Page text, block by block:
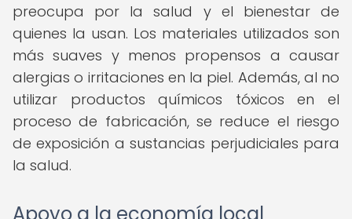
preocupa por la salud y el bienestar de
quienes la usan. Los materiales utilizados son
más suaves y menos propensos a causar
alergias o irritaciones en la piel. Además, al no
utilizar productos químicos tóxicos en el
proceso de fabricación, se reduce el riesgo
de exposición a sustancias perjudiciales para
la salud.